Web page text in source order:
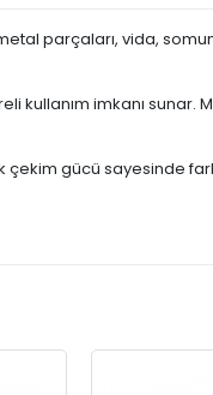
parçaları, vida,
kullanım imkanı
çekim gücü sayesinde